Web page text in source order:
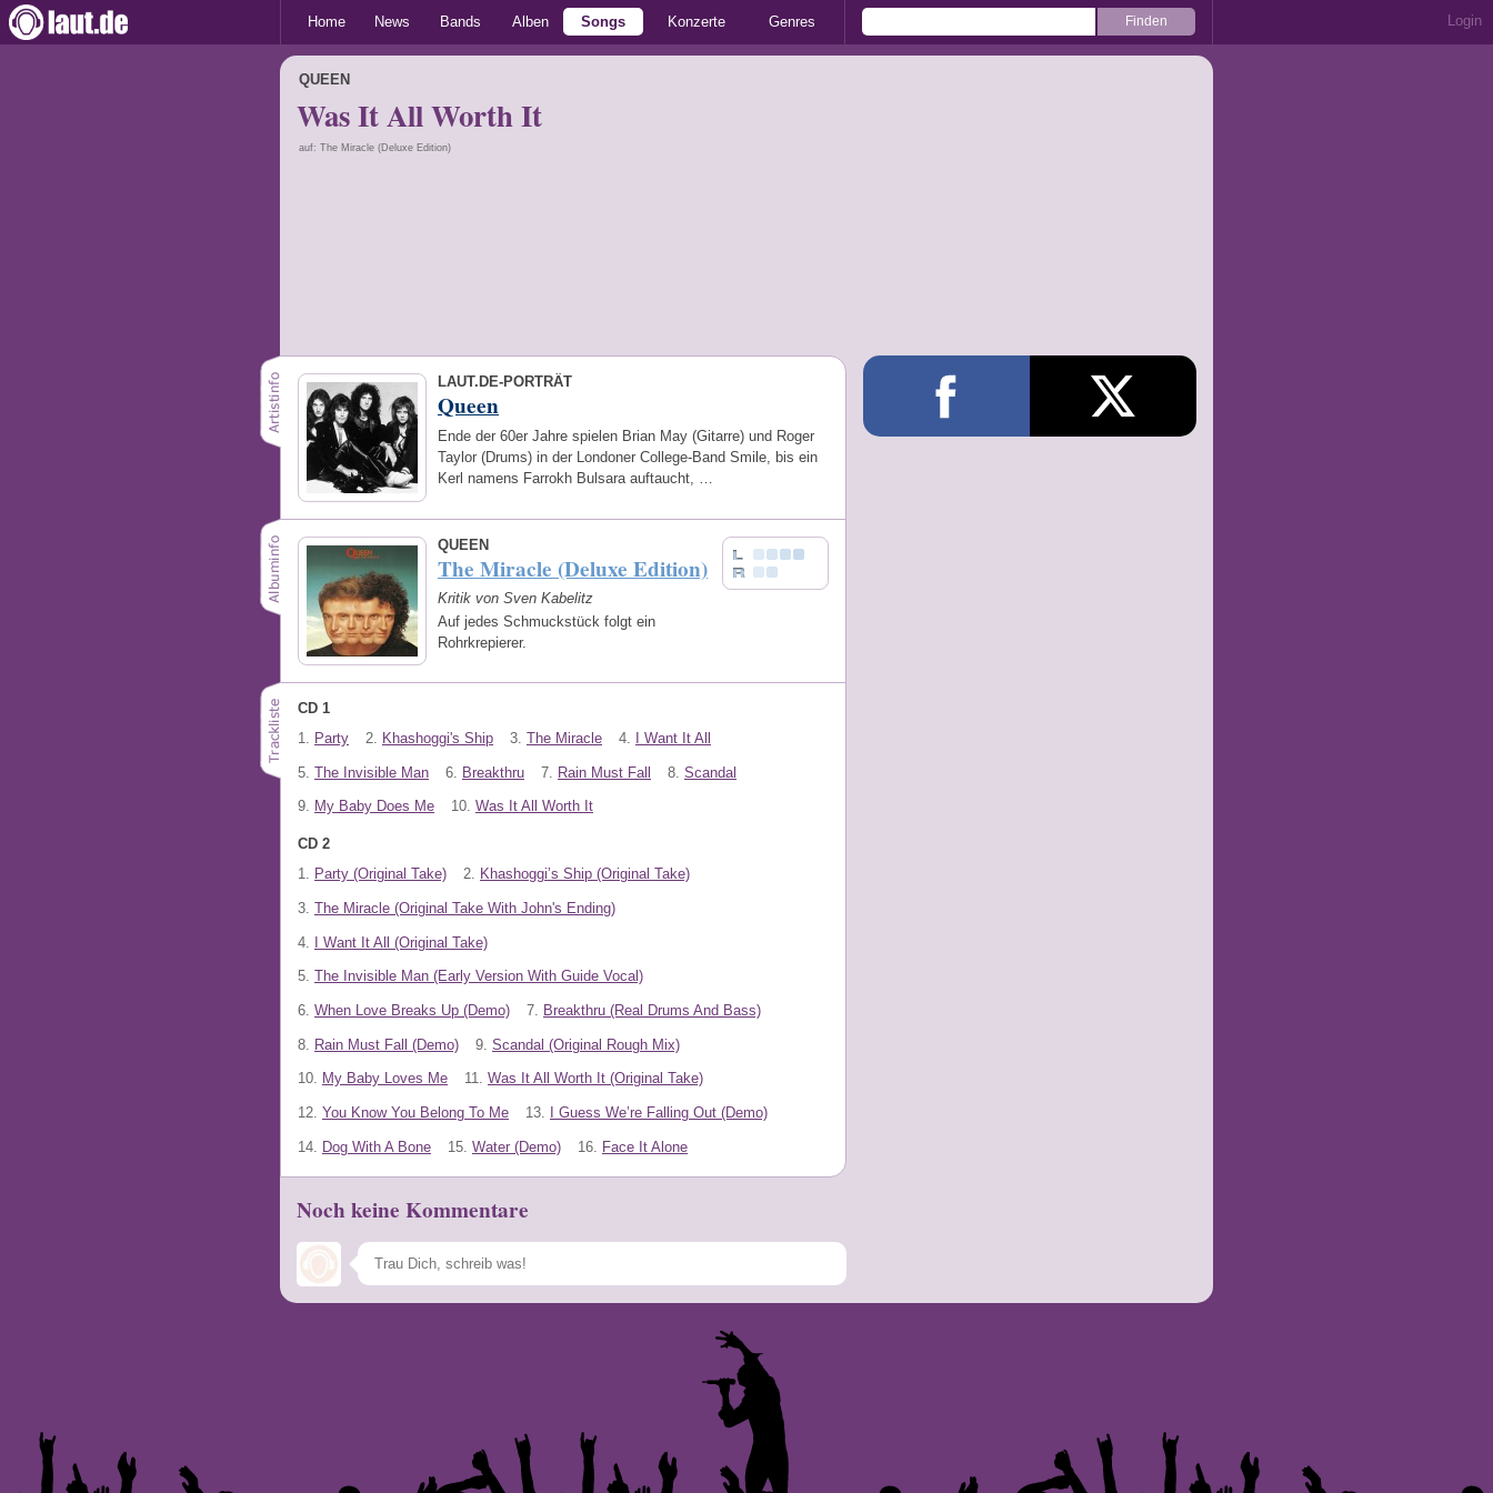
Home News Bands Alben Songs Konzerte Genres Login
QUEEN
Was It All Worth It
auf: The Miracle (Deluxe Edition)
LAUT.DE-PORTRÄT
Queen
Ende der 60er Jahre spielen Brian May (Gitarre) und Roger
Taylor (Drums) in der Londoner College-Band Smile, bis ein
Kerl namens Farrokh Bulsara auftaucht, …
QUEEN
The Miracle (Deluxe Edition)
Kritik von Sven Kabelitz
Auf jedes Schmuckstück folgt ein
Rohrkrepierer.
CD 1
1. Party 2. Khashoggi's Ship 3. The Miracle 4. I Want It All
5. The Invisible Man 6. Breakthru 7. Rain Must Fall 8. Scandal
9. My Baby Does Me 10. Was It All Worth It
CD 2
1. Party (Original Take) 2. Khashoggi’s Ship (Original Take)
3. The Miracle (Original Take With John's Ending)
4. I Want It All (Original Take)
5. The Invisible Man (Early Version With Guide Vocal)
6. When Love Breaks Up (Demo) 7. Breakthru (Real Drums And Bass)
8. Rain Must Fall (Demo) 9. Scandal (Original Rough Mix)
10. My Baby Loves Me 11. Was It All Worth It (Original Take)
12. You Know You Belong To Me 13. I Guess We’re Falling Out (Demo)
14. Dog With A Bone 15. Water (Demo) 16. Face It Alone
Noch keine Kommentare
Speichern